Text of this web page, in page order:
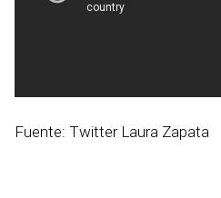
Fuente: Twitter Laura Zapata